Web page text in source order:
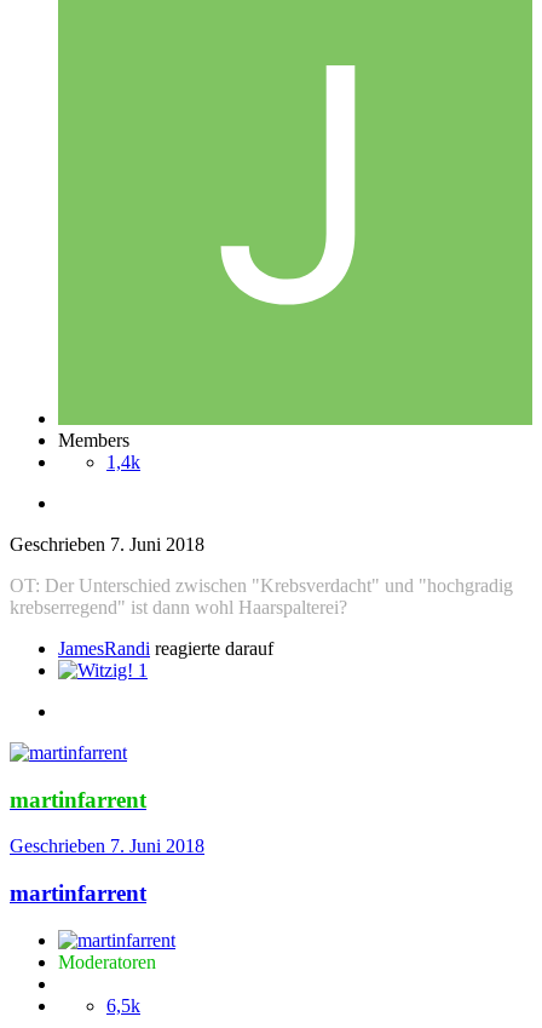
Members
1,4k
Geschrieben 7. Juni 2018
OT: Der Unterschied zwischen "Krebsverdacht" und "hochgradig
krebserregend" ist dann wohl Haarspalterei?
JamesRandi reagierte darauf
1
martinfarrent
Geschrieben 7. Juni 2018
martinfarrent
Moderatoren
6,5k